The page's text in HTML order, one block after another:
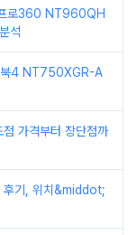
프로360 NT960QH
석
북4 NT750XGR-A
가격부터 장단점까
후기, 위치&middot;